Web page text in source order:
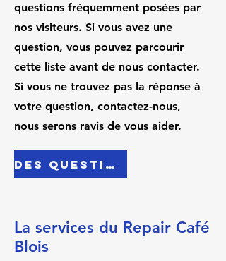
questions fréquemment posées par
nos visiteurs. Si vous avez une
question, vous pouvez parcourir
cette liste avant de nous contacter.
Si vous ne trouvez pas la réponse à
votre question, contactez-nous,
nous serons ravis de vous aider.
Des questions ? Contacez-nous !
La services du Repair Café
Blois